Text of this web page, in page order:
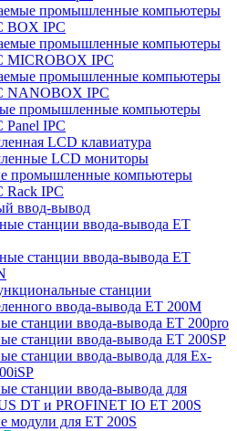
промышленные компьютеры
BOX IPC
промышленные компьютеры
MICROBOX IPC
промышленные компьютеры
NANOBOX IPC
промышленные компьютеры
Panel IPC
LCD клавиатура
LCD мониторы
промышленные компьютеры
Rack IPC
ввод-вывод
станции ввода-вывода ET
станции ввода-вывода ET
станции
ввода-вывода ET 200M
станции ввода-вывода ET 200pro
станции ввода-вывода ET 200SP
станции ввода-вывода для Ex-
станции ввода-вывода для
DT и PROFINET IO ET 200S
модули для ET 200S